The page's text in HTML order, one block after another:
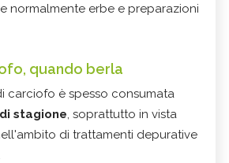
normalmente erbe e preparazioni
quando berla
carciofo è spesso consumata
stagione, soprattutto in vista
di trattamenti depurative